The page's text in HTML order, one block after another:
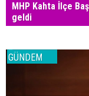
MHP Kahta İlçe
geldi
GÜNDEM